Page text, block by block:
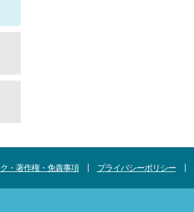
・著作権・免責事項 プライバシーポリシー